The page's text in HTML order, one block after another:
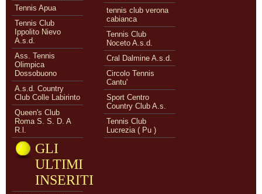
Tennis Apua
Tennis Club
Ippolito Nievo
A.s.d.
Ass. Tennis
Olimpica
Dossobuono
A.s.d. Country
Club Colle Labirinto
Queen's Club
Roma S. S. D. A
R.l.
tennis club verona
cabianca
Tennis Club
Noceto A.s.d.
Cral Dalmine A.s.d.
Circolo Tennis
Cantu'
Sport Centro
Country Club A.s.
Tennis Club
Lucrezia ( Pu )
GLI
ULTIMI
INSERITI